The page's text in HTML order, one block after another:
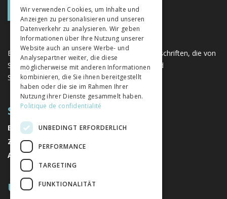
Eine einzigartige Plattform für Bücher und Zeitschriften, die von
Schweizer Verlagen im Bereich der Geistes- und
Sozialwissenschaften herausgegeben werden.
SITEMAP
BÜCHER
ZEITSCHRIFTEN
AUTOREN
ÜBER UNS
ITALIAN
Wir verwenden Cookies, um Inhalte und
Anzeigen zu personalisieren und unseren
Datenverkehr zu analysieren. Wir geben
Informationen über Ihre Nutzung unserer
Website auch an unsere Werbe- und
Analysepartner weiter, die diese
möglicherweise mit anderen Informationen
kombinieren, die Sie ihnen bereitgestellt
haben oder die sie im Rahmen Ihrer
Nutzung ihrer Dienste gesammelt haben.
Politique de confidentialité
UNBEDINGT ERFORDERLICH
PERFORMANCE
TARGETING
FUNKTIONALITÄT